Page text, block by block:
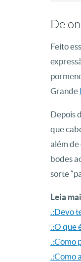
De
Feito
Grande
Depois
que
além de
bodes
sorte
Leia
.:Devo
.:O que
.:Como
.:Como